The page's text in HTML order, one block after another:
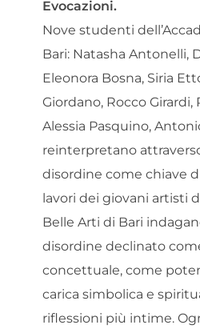
Evocazioni.
Nove studenti
Bari: Natasha Antonelli,
Eleonora Bosna, Siria
Giordano, Rocco Girardi,
Alessia Pasquino,
reinterpretano
disordine come chiave
lavori dei giovani artisti
Belle Arti di Bari
disordine declinato
concettuale, come
carica simbolica e
riflessioni più intime.